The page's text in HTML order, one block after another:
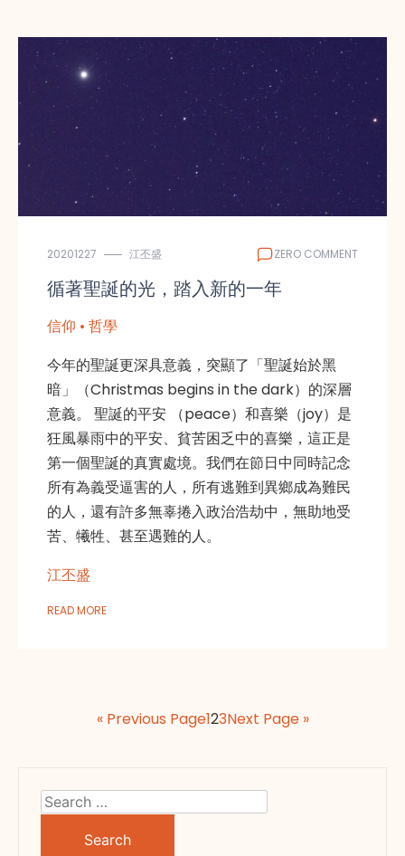
20201227 江丕盛 ZERO COMMENT
循著聖誕的光，踏入新的一年
信仰 • 哲學
今年的聖誕更深具意義，突顯了「聖誕始於黑
暗」（Christmas begins in the dark）的深層
意義。 聖誕的平安 （peace）和喜樂（joy）是
狂風暴雨中的平安、貧苦困乏中的喜樂，這正是
第一個聖誕的真實處境。我們在節日中同時記念
所有為義受逼害的人，所有逃難到異鄉成為難民
的人，還有許多無辜捲入政治浩劫中，無助地受
苦、犧牲、甚至遇難的人。
江丕盛
READ MORE
« Previous Page123Next Page »
Search